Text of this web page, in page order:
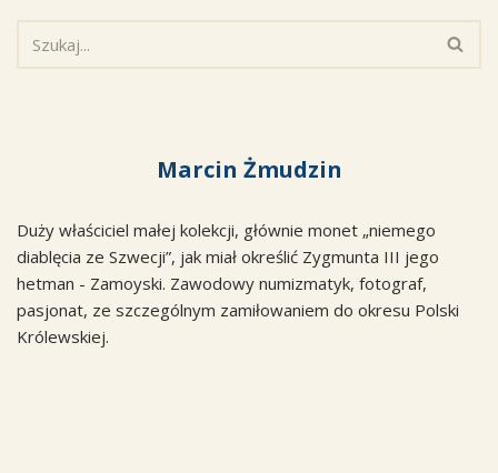
Marcin Żmudzin
Duży właściciel małej kolekcji, głównie monet „niemego
diablęcia ze Szwecji”, jak miał określić Zygmunta III jego
hetman - Zamoyski. Zawodowy numizmatyk, fotograf,
pasjonat, ze szczególnym zamiłowaniem do okresu Polski
Królewskiej.